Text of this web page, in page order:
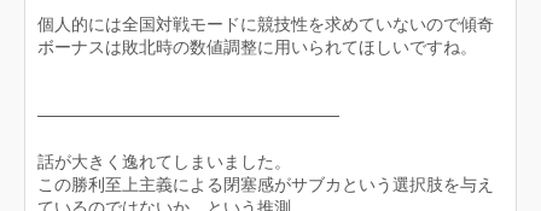
個人的には全国対戦モードに競技性を求めていないので傾奇
ボーナスは敗北時の数値調整に用いられてほしいですね。
─────────────────────────
話が大きく逸れてしまいました。
この勝利至上主義による閉塞感がサブカという選択肢を与え